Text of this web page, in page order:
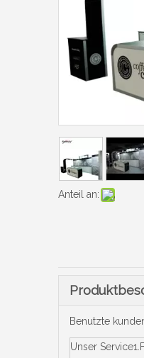
Anteil an:
Benutzte
Unser